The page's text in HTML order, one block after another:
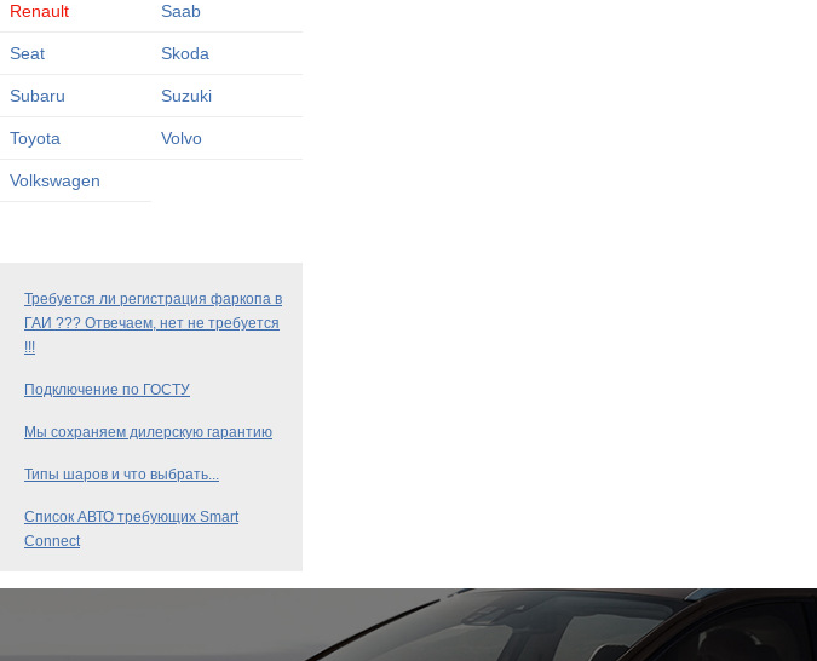
Renault Saab
Seat Skoda
Subaru Suzuki
Toyota Volvo
Volkswagen
Требуется ли регистрация фаркопа в
ГАИ ??? Отвечаем, нет не требуется
!!!
Подключение по ГОСТУ
Мы сохраняем дилерскую гарантию
Типы шаров и что выбрать...
Список АВТО требующих Smart
Connect